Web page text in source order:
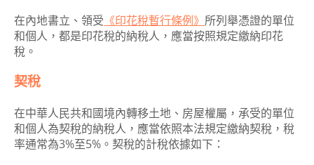
在內地書立、領受 《印花稅暫行條例》 所列舉憑證的單位
和個人，都是印花稅的納稅人，應當按照規定繳納印花
稅。
契稅
在中華人民共和國境內轉移土地、房屋權屬，承受的單位
和個人為契稅的納稅人，應當依照本法規定繳納契稅，稅
率通常為3%至5%。契稅的計稅依據如下：